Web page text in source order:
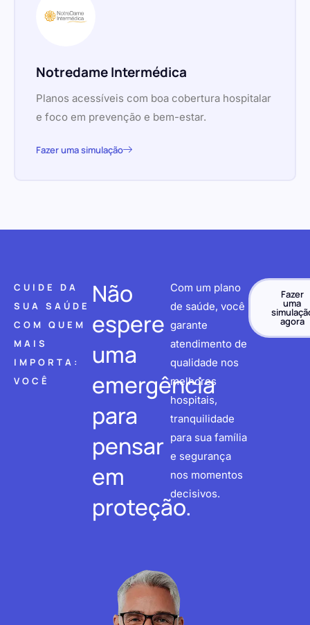
Notredame Intermédica
Planos acessíveis com boa cobertura hospitalar
e foco em prevenção e bem-estar.
Fazer uma simulação
CUIDE DA
SUA SAÚDE
COM QUEM
MAIS
IMPORTA:
VOCÊ
Não
espere
uma
emergência
para
pensar
em
proteção.
Com um plano
de saúde, você
garante
atendimento de
qualidade nos
melhores
hospitais,
tranquilidade
para sua família
e segurança
nos momentos
decisivos.
Fazer
uma
agora